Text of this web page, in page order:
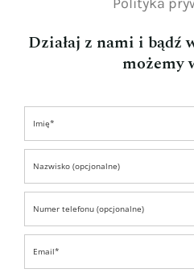
Działaj z nami i bądź
możemy